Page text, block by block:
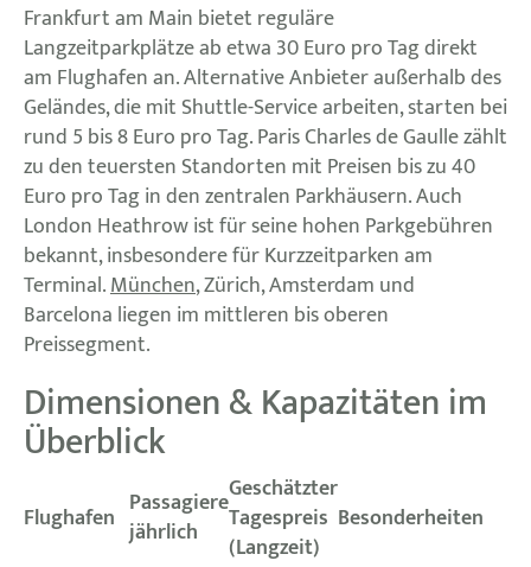
Frankfurt am Main bietet reguläre
Langzeitparkplätze ab etwa 30 Euro pro Tag direkt
am Flughafen an. Alternative Anbieter außerhalb des
Geländes, die mit Shuttle-Service arbeiten, starten bei
rund 5 bis 8 Euro pro Tag. Paris Charles de Gaulle zählt
zu den teuersten Standorten mit Preisen bis zu 40
Euro pro Tag in den zentralen Parkhäusern. Auch
London Heathrow ist für seine hohen Parkgebühren
bekannt, insbesondere für Kurzzeitparken am
Terminal.München, Zürich, Amsterdam und
Barcelona liegen im mittleren bis oberen
Preissegment.
Dimensionen & Kapazitäten im
Überblick
Flughafen Passagiere
jährlich
Geschätzter
Tagespreis
(Langzeit)
Besonderheiten